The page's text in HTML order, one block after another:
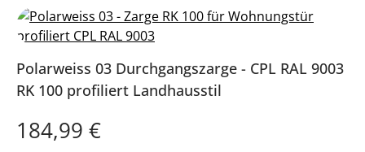
Polarweiss 03 Durchgangszarge - CPL RAL 9003
RK 100 profiliert Landhausstil
Regulärer Preis:
184,99 €